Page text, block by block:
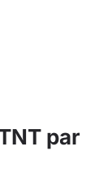
par